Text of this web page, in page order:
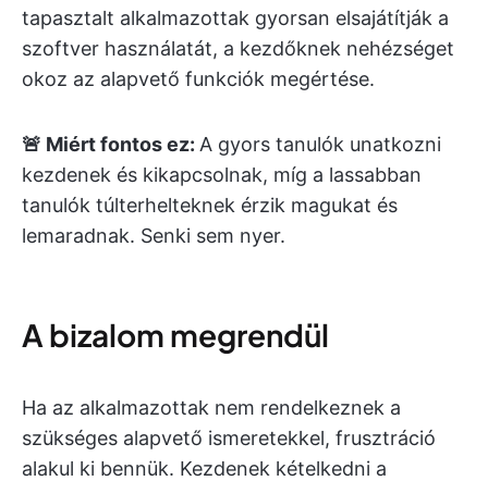
tapasztalt alkalmazottak gyorsan elsajátítják a
szoftver használatát, a kezdőknek nehézséget
okoz az alapvető funkciók megértése.
🚨 Miért fontos ez: A gyors tanulók unatkozni
kezdenek és kikapcsolnak, míg a lassabban
tanulók túlterhelteknek érzik magukat és
lemaradnak. Senki sem nyer.
A bizalom megrendül
Ha az alkalmazottak nem rendelkeznek a
szükséges alapvető ismeretekkel, frusztráció
alakul ki bennük. Kezdenek kételkedni a